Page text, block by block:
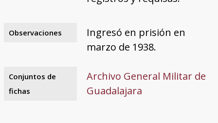
Observaciones
Ingresó en prisión en
marzo de 1938.
Conjuntos de
fichas
Archivo General Militar de
Guadalajara